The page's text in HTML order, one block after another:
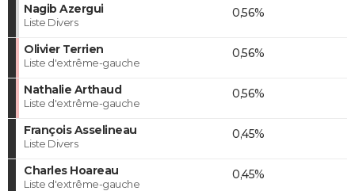
Nagib Azergui
Liste Divers
0,56%
Olivier Terrien
Liste d'extrême-gauche
0,56%
Nathalie Arthaud
Liste d'extrême-gauche
0,56%
François Asselineau
Liste Divers
0,45%
Charles Hoareau
Liste d'extrême-gauche
0,45%